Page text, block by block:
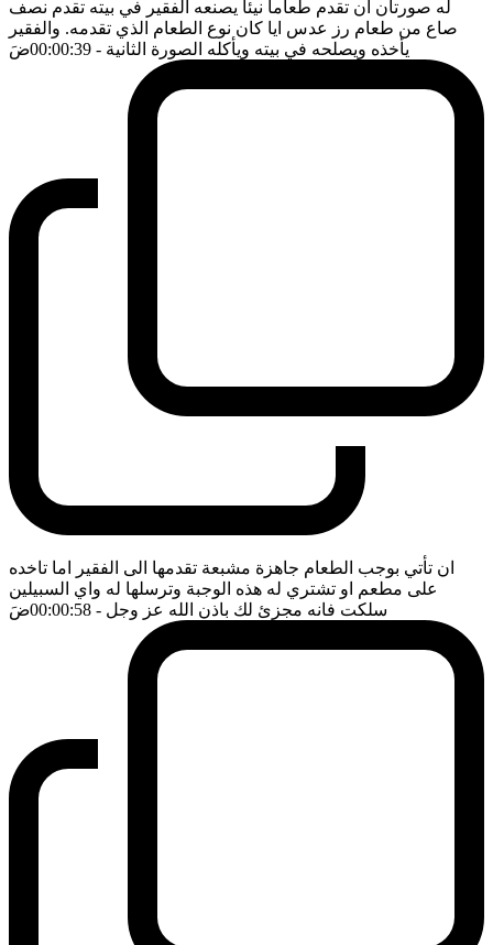
له صورتان ان تقدم طعاما نيئا يصنعه الفقير في بيته تقدم نصف
صاع من طعام رز عدس ايا كان نوع الطعام الذي تقدمه. والفقير
يأخذه ويصلحه في بيته ويأكله الصورة الثانية - 00:00:39 ضَ
ان تأتي بوجب الطعام جاهزة مشبعة تقدمها الى الفقير اما تاخده
على مطعم او تشتري له هذه الوجبة وترسلها له واي السبيلين
سلكت فانه مجزئ لك باذن الله عز وجل - 00:00:58 ضَ